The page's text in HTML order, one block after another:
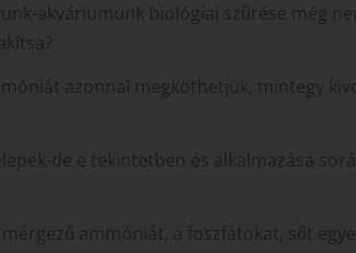
akváriumunk biológiai szűrése még
azonnal megköthetjük, mintegy
de e tekintetben és alkalmazása
ammóniát, a foszfátokat, sőt